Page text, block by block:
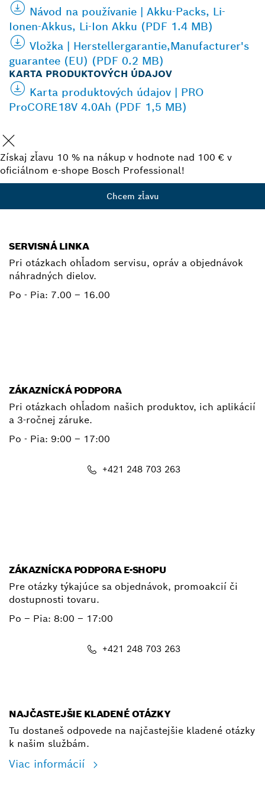
Návod na používanie | Akku-Packs, Li-
Ionen-Akkus, Li-Ion Akku (PDF 1.4 MB)
Vložka | Herstellergarantie,Manufacturer's
guarantee (EU) (PDF 0.2 MB)
KARTA PRODUKTOVÝCH ÚDAJOV
Karta produktových údajov | PRO
ProCORE18V 4.0Ah (PDF 1,5 MB)
Získaj zľavu 10 % na nákup v hodnote nad 100 € v
oficiálnom e-shope Bosch Professional!
Chcem zľavu
SERVISNÁ LINKA
Pri otázkach ohľadom servisu, opráv a objednávok
náhradných dielov.
Po - Pia: 7.00 – 16.00
ZÁKAZNÍCKÁ PODPORA
Pri otázkach ohľadom našich produktov, ich aplikácií
a 3-ročnej záruke.
Po - Pia: 9:00 – 17:00
+421 248 703 263
ZÁKAZNÍCKA PODPORA E-SHOPU
Pre otázky týkajúce sa objednávok, promoakcií či
dostupnosti tovaru.
Po – Pia: 8:00 – 17:00
+421 248 703 263
NAJČASTEJŠIE KLADENÉ OTÁZKY
Tu dostaneš odpovede na najčastejšie kladené otázky
k našim službám.
Viac informácií